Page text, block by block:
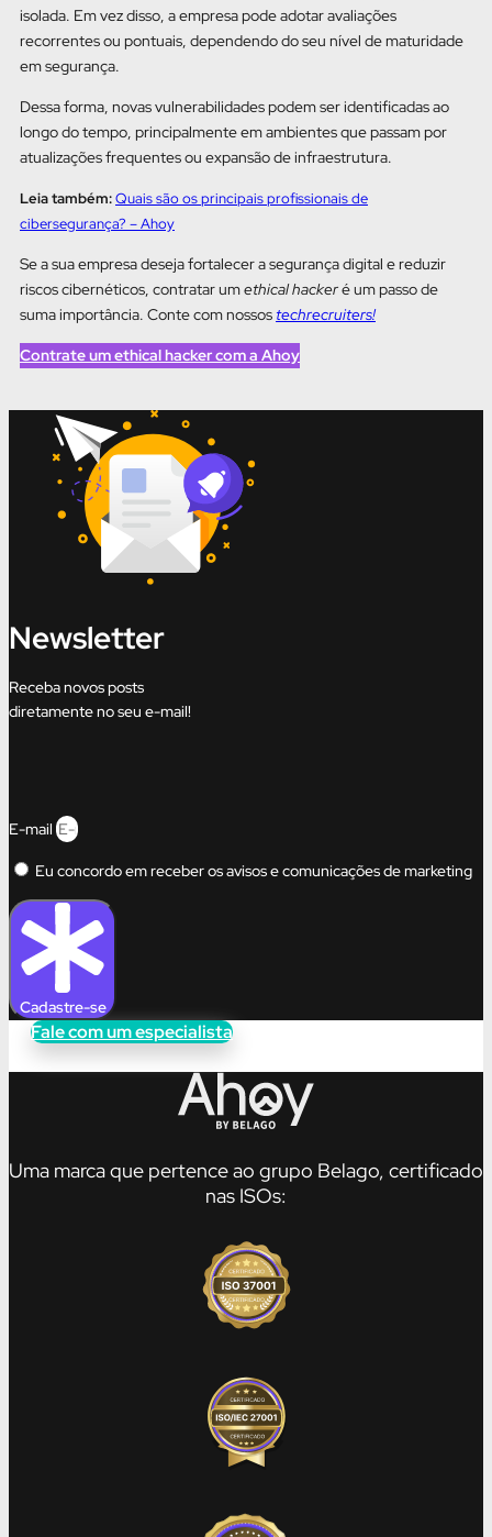
isolada. Em vez disso, a empresa pode adotar avaliações
recorrentes ou pontuais, dependendo do seu nível de maturidade
em segurança.
Dessa forma, novas vulnerabilidades podem ser identificadas ao
longo do tempo, principalmente em ambientes que passam por
atualizações frequentes ou expansão de infraestrutura.
Leia também:Quais são os principais profissionais de
cibersegurança? – Ahoy
Se a sua empresa deseja fortalecer a segurança digital e reduzir
riscos cibernéticos, contratar umethical hackeré um passo de
suma importância. Conte com nossostechrecruiters!
Contrate um ethical hacker com a Ahoy
Newsletter
Receba novos posts
diretamente no seu e-mail!
E-mail
Eu concordo em receber os avisos e comunicações de marketing
Cadastre-se
Fale com um especialista
Uma marca que pertence ao grupo Belago, certificado
nas ISOs: